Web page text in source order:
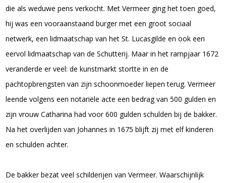
die als weduwe pens verkocht. Met Vermeer ging het toen goed,
hij was een vooraanstaand burger met een groot sociaal
netwerk, een lidmaatschap van het St. Lucasgilde en ook een
eervol lidmaatschap van de Schutterij. Maar in het rampjaar 1672
veranderde er veel: de kunstmarkt stortte in en de
pachtopbrengsten van zijn schoonmoeder liepen terug. Vermeer
leende volgens een notariële acte een bedrag van 500 gulden en
zijn vrouw Catharina had voor 600 gulden schulden bij de bakker.
Na het overlijden van Johannes in 1675 blijft zij met elf kinderen
en schulden achter.
De bakker bezat veel schilderijen van Vermeer. Waarschijnlijk